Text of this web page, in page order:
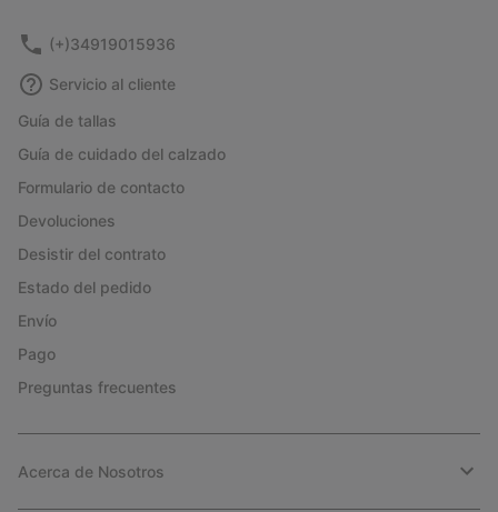
(+)34919015936
Servicio al cliente
Guía de tallas
Guía de cuidado del calzado
Formulario de contacto
Devoluciones
Desistir del contrato
Estado del pedido
Envío
Pago
Preguntas frecuentes
Acerca de Nosotros